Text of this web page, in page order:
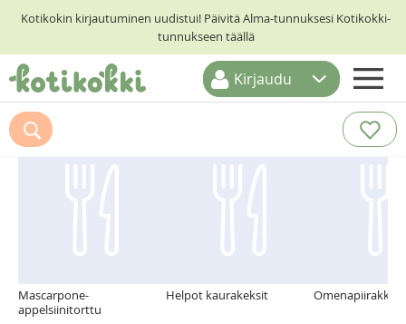
Kotikokin kirjautuminen uudistui! Päivitä Alma-tunnuksesi Kotikokki-
tunnukseen täällä
ETUSIVU
RESEPTIHAKU
Kirjaudu
Suosittelemme myös
Mascarpone-
appelsiinitorttu
Helpot kaurakeksit Omenapiirakka